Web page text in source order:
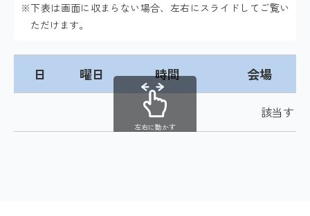
※下表は画面に収まらない場合、左右にスライドしてご覧い
ただけます。
日 曜日 時間 会場
該当する
左右に動かす